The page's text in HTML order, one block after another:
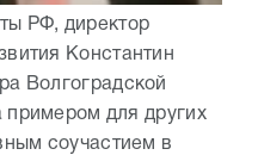
РФ, директор
Константин
Волгоградской
примером для других
соучастием в